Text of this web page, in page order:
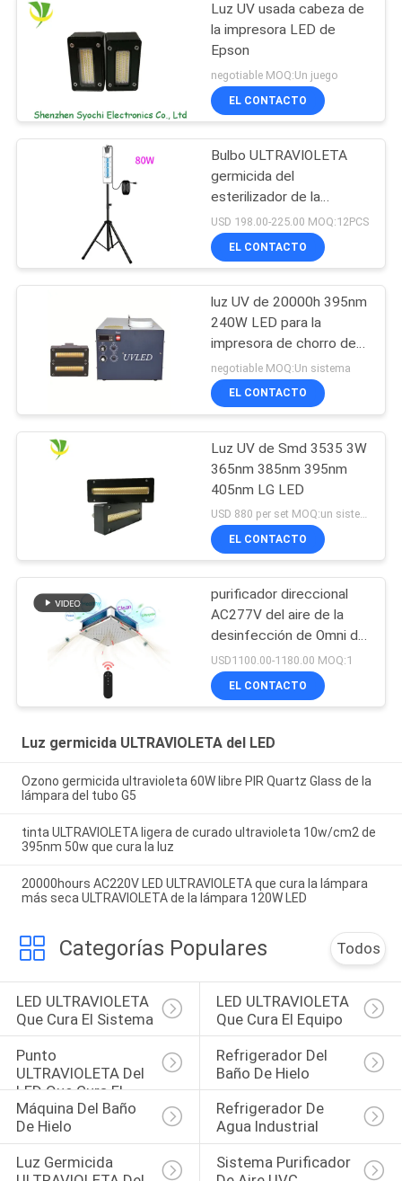
Luz UV usada cabeza de
la impresora LED de
Epson
negotiable MOQ:Un juego
EL CONTACTO
Bulbo ULTRAVIOLETA
germicida del
esterilizador de la
desinfección bactericida
ULTRAVIOLETA-c
portátil 254nm de la luz
USD 198.00-225.00 MOQ:12PCS
EL CONTACTO
luz UV de 20000h 395nm
240W LED para la
impresora de chorro de
tinta Machine
negotiable MOQ:Un sistema
EL CONTACTO
Luz UV de Smd 3535 3W
365nm 385nm 395nm
405nm LG LED
USD 880 per set MOQ:un sistema
EL CONTACTO
purificador direccional
AC277V del aire de la
desinfección de Omni de
la lámpara
ULTRAVIOLETA
germicida 150W
USD1100.00-1180.00 MOQ:1
EL CONTACTO
Luz germicida ULTRAVIOLETA del LED
Ozono germicida ultravioleta 60W libre PIR Quartz Glass de la
lámpara del tubo G5
tinta ULTRAVIOLETA ligera de curado ultravioleta 10w/cm2 de
395nm 50w que cura la luz
20000hours AC220V LED ULTRAVIOLETA que cura la lámpara
más seca ULTRAVIOLETA de la lámpara 120W LED
Categorías Populares Todos
LED ULTRAVIOLETA
Que Cura El Sistema
LED ULTRAVIOLETA
Que Cura El Equipo
Punto
ULTRAVIOLETA Del
LED Que Cura El
Sistema
Refrigerador Del
Baño De Hielo
Máquina Del Baño
De Hielo
Refrigerador De
Agua Industrial
Luz Germicida
Sistema Purificador